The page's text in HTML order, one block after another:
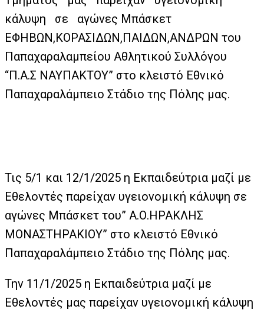
κάλυψη σε αγώνες Μπάσκετ
ΕΦΗΒΩΝ,ΚΟΡΑΣΙΔΩΝ,ΠΑΙΔΩΝ,ΑΝΔΡΩΝ του
Παπαχαραλαμπείου Αθλητικού Συλλόγου
“Π.Α.Σ ΝΑΥΠΑΚΤΟΥ” στο κλειστό Εθνικό
Παπαχαραλάμπειο Στάδιο της Πόλης μας.
Τις 5/1 και 12/1/2025 η Εκπαιδεύτρια μαζί με
Εθελοντές παρείχαν υγειονομική κάλυψη σε
αγώνες Μπάσκετ του” Α.Ο.ΗΡΑΚΛΗΣ
ΜΟΝΑΣΤΗΡΑΚΙΟΥ” στο κλειστό Εθνικό
Παπαχαραλάμπειο Στάδιο της Πόλης μας.
Την 11/1/2025 η Εκπαιδεύτρια μαζί με
Εθελοντές μας παρείχαν υγειονομική κάλυψη